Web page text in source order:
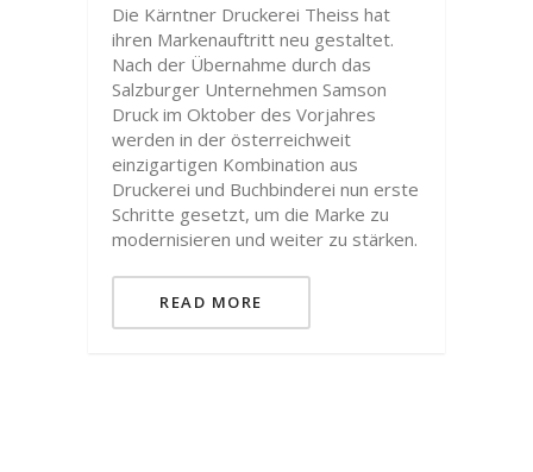
Die Kärntner Druckerei Theiss hat
ihren Markenauftritt neu gestaltet.
Nach der Übernahme durch das
Salzburger Unternehmen Samson
Druck im Oktober des Vorjahres
werden in der österreichweit
einzigartigen Kombination aus
Druckerei und Buchbinderei nun erste
Schritte gesetzt, um die Marke zu
modernisieren und weiter zu stärken.
READ MORE